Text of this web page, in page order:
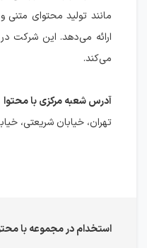
مانند تولید محتوای
ارائه می‌دهد. این شرکت
می‌کند.
آدرس شعبه مرکزی با محتوا
تهران، خیابان شریعتی، خیابان
استخدام در مجموعه با